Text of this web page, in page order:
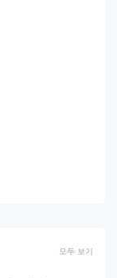
모두 보기